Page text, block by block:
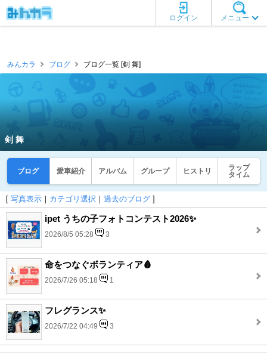
メニュー
ログイン
みんカラ ブログ ブログ一覧 [剣 舞]
剣 舞
ブログ 愛車紹介 アルバム グループ ヒストリ
ラップ
タイム
[ 写真表示 ｜ カテゴリ選択 ｜ 過去のブログ ]
ipet うちの子フォトコンテスト2026✨
2026/8/5 05:28 3
命をつなぐボランティア🩸
2026/7/26 05:18 1
フレグランス✨
2026/7/22 04:49 3